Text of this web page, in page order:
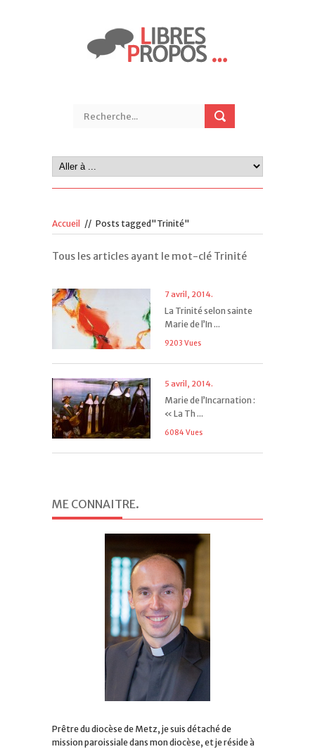
Accueil // Posts tagged"Trinité"
Tous les articles ayant le mot-clé Trinité
7 avril, 2014.
La Trinité selon sainte
Marie de l’In ...
9203 Vues
5 avril, 2014.
Marie de l’Incarnation :
« La Th ...
6084 Vues
ME CONNAITRE.
Prêtre du diocèse de Metz, je suis détaché de
mission paroissiale dans mon diocèse, et je réside à